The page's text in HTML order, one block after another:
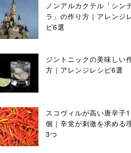
ノンアルカクテル「シン
ラ」の作り方｜アレンジ
ピ6選
ジントニックの美味しい
方｜アレンジレシピ6選
スコヴィルが高い唐辛子
個｜辛党が刺激を求める
3つ